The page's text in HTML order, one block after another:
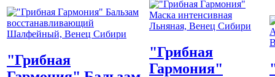
"Грибная
"Грибная
Гармония"